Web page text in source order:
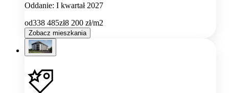
Oddanie: I kwartał 2027
od338 485zł8 200 zł/m2
Zobacz mieszkania